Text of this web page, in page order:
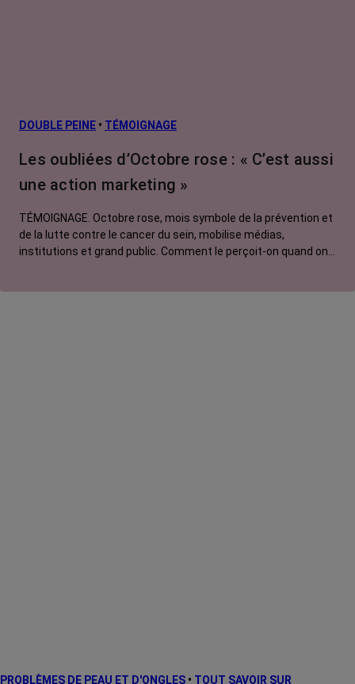
L’après cancer
Traitements
contre le cancer
DOUBLE PEINE • TÉMOIGNAGE
Les oubliées d’Octobre rose : « C’est aussi
une action marketing »
TÉMOIGNAGE. Octobre rose, mois symbole de la prévention et
de la lutte contre le cancer du sein, mobilise médias,
institutions et grand public. Comment le perçoit-on quand on
PROBLÈMES DE PEAU ET D'ONGLES • TOUT SAVOIR SUR